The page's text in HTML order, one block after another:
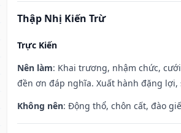
Thập Nhị Kiến Trừ
Trực Kiến
Nên làm: Khai trương, nhậm chức,
đền ơn đáp nghĩa. Xuất hành đặng lợi,
Không nên: Động thổ, chôn cất, đào